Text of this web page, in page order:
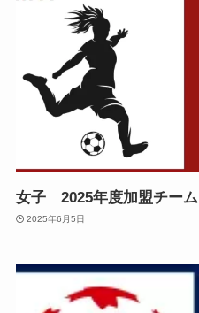
女子 2025年度加盟チーム
2025年6月5日